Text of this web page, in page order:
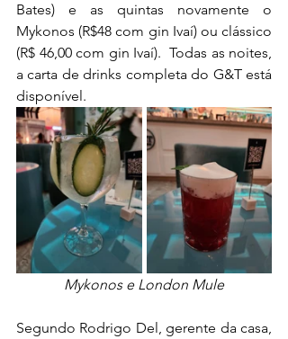
Bates) e as quintas novamente o
Mykonos (R$48 com gin Ivaí) ou clássico
(R$ 46,00 com gin Ivaí).  Todas as noites,
a carta de drinks completa do G&T está
disponível.
Mykonos e London Mule
Segundo Rodrigo Del, gerente da casa,